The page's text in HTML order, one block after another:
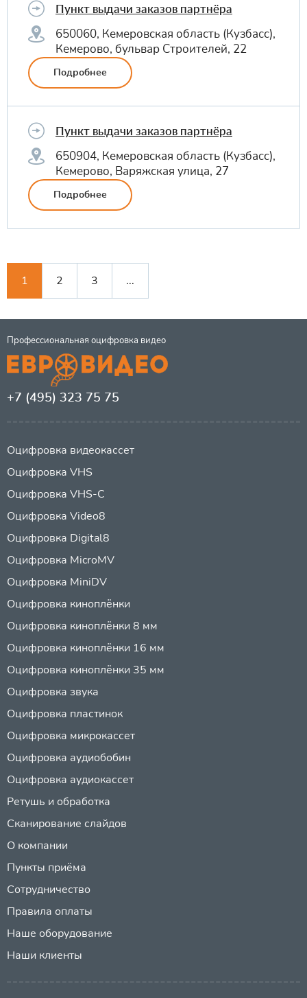
Пункт выдачи заказов партнёра
650060, Кемеровская область (Кузбасс),
Кемерово, бульвар Строителей, 22
Подробнее
Пункт выдачи заказов партнёра
650904, Кемеровская область (Кузбасс),
Кемерово, Варяжская улица, 27
Подробнее
1 2 3 ...
Профессиональная оцифровка видео
+7 (495) 323 75 75
Оцифровка видеокассет
Оцифровка VHS
Оцифровка VHS-C
Оцифровка Video8
Оцифровка Digital8
Оцифровка MicroMV
Оцифровка MiniDV
Оцифровка киноплёнки
Оцифровка киноплёнки 8 мм
Оцифровка киноплёнки 16 мм
Оцифровка киноплёнки 35 мм
Оцифровка звука
Оцифровка пластинок
Оцифровка микрокассет
Оцифровка аудиобобин
Оцифровка аудиокассет
Ретушь и обработка
Сканирование слайдов
О компании
Пункты приёма
Сотрудничество
Правила оплаты
Наше оборудование
Наши клиенты